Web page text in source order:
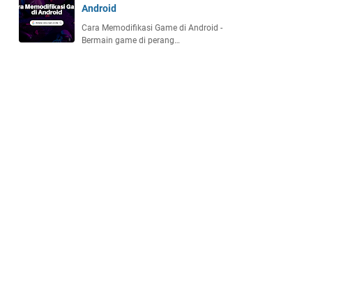
Android
Cara Memodifikasi Game di Android -
Bermain game di perang…